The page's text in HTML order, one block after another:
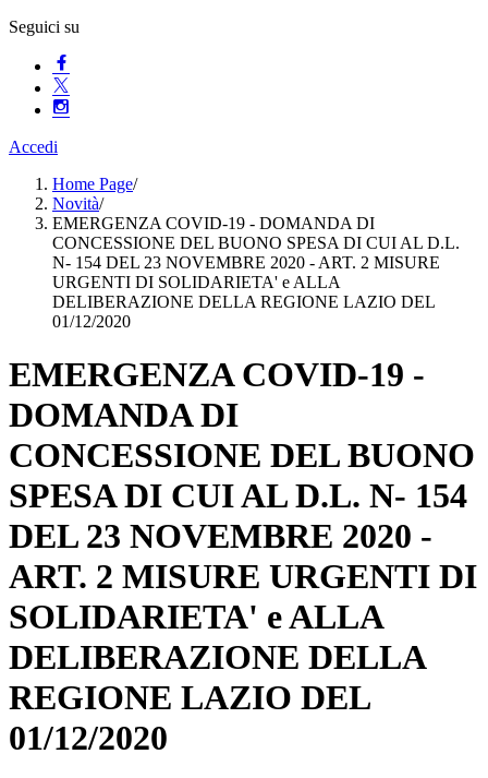
Seguici su
Accedi
Home Page/
Novità/
EMERGENZA COVID-19 - DOMANDA DI
CONCESSIONE DEL BUONO SPESA DI CUI AL D.L.
N- 154 DEL 23 NOVEMBRE 2020 - ART. 2 MISURE
URGENTI DI SOLIDARIETA' e ALLA
DELIBERAZIONE DELLA REGIONE LAZIO DEL
01/12/2020
EMERGENZA COVID-19 -
DOMANDA DI
CONCESSIONE DEL BUONO
SPESA DI CUI AL D.L. N- 154
DEL 23 NOVEMBRE 2020 -
ART. 2 MISURE URGENTI DI
SOLIDARIETA' e ALLA
DELIBERAZIONE DELLA
REGIONE LAZIO DEL
01/12/2020